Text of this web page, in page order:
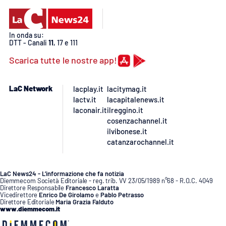
Buona Sanità Calabria
LA
CALABRIAVISIONE
Destinazioni
LAC
NETWORK
In onda su:
DTT - Canali 11, 17 e 111
Scarica tutte le nostre app!
LaC Network
lacplay.it
lactv.it
laconair.it
lacitymag.it
lacapitalenews.it
ilreggino.it
cosenzachannel.it
ilvibonese.it
catanzarochannel.it
LaC News24 - L’informazione che fa notizia
Diemmecom Società Editoriale - reg. trib. VV 23/05/1989 n°68 - R.O.C. 4049
Direttore Responsabile Francesco Laratta
Vicedirettore Enrico De GirolamoePablo Petrasso
Direttore Editoriale Maria Grazia Falduto
www.diemmecom.it